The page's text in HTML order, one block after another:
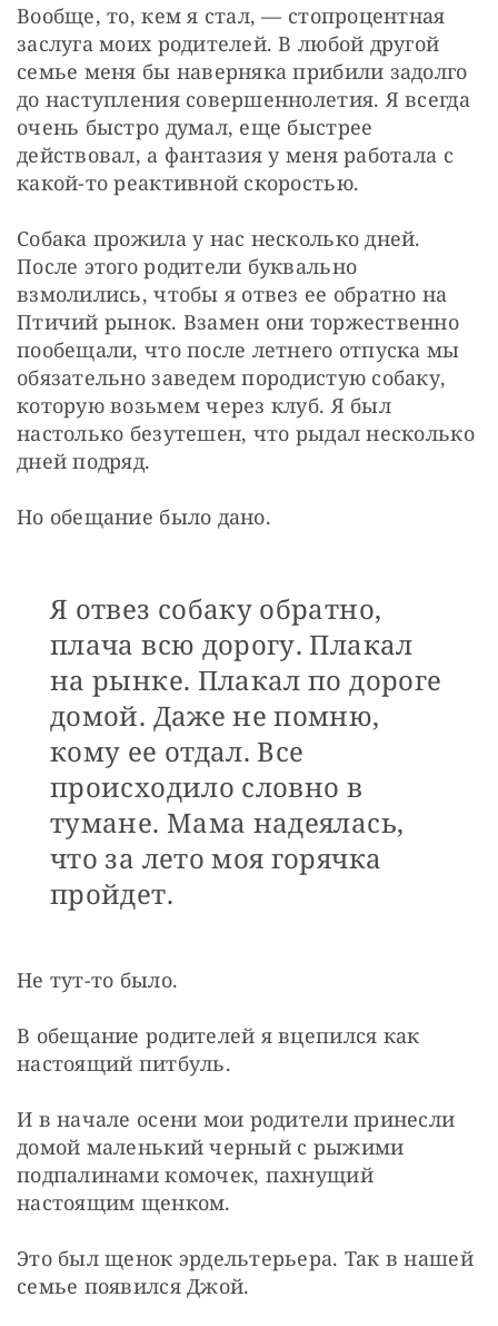
Вообще, то, кем я стал, — стопроцентная
заслуга моих родителей. В любой другой
семье меня бы наверняка прибили задолго
до наступления совершеннолетия. Я всегда
очень быстро думал, еще быстрее
действовал, а фантазия у меня работала с
какой-то реактивной скоростью.
Собака прожила у нас несколько дней.
После этого родители буквально
взмолились, чтобы я отвез ее обратно на
Птичий рынок. Взамен они торжественно
пообещали, что после летнего отпуска мы
обязательно заведем породистую собаку,
которую возьмем через клуб. Я был
настолько безутешен, что рыдал несколько
дней подряд.
Но обещание было дано.
Я отвез собаку обратно,
плача всю дорогу. Плакал
на рынке. Плакал по дороге
домой. Даже не помню,
кому ее отдал. Все
происходило словно в
тумане. Мама надеялась,
что за лето моя горячка
пройдет.
Не тут-то было.
В обещание родителей я вцепился как
настоящий питбуль.
И в начале осени мои родители принесли
домой маленький черный с рыжими
подпалинами комочек, пахнущий
настоящим щенком.
Это был щенок эрдельтерьера. Так в нашей
семье появился Джой.